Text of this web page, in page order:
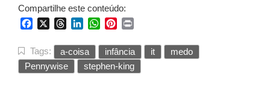
Compartilhe este conteúdo:
FacebookThreadsLinkedInWhatsApp
Pinterest
Tags: a-coisa infância it
medo
Pennywise
stephen-king